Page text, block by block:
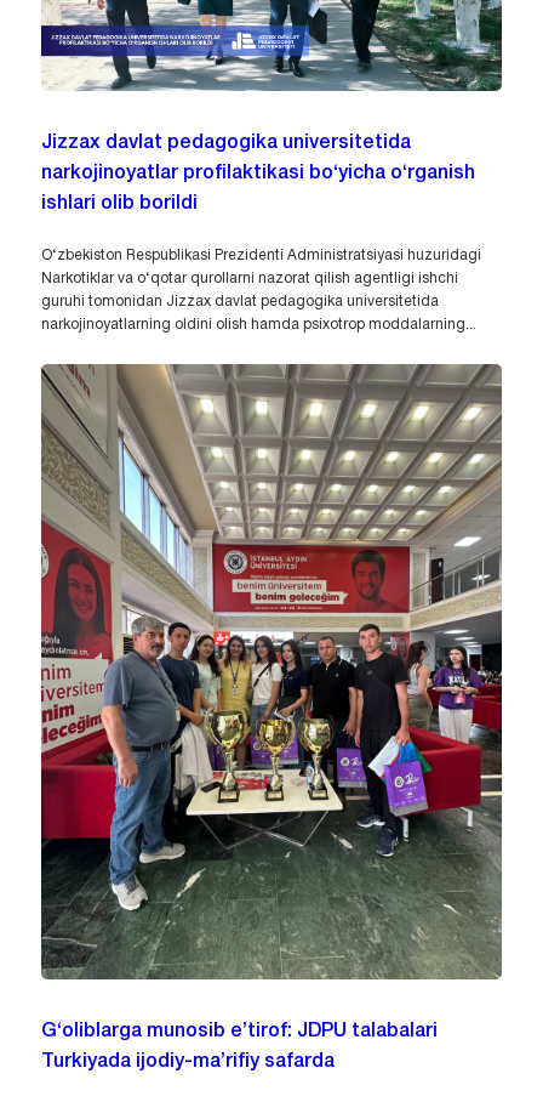
Jizzax davlat pedagogika universitetida
narkojinoyatlar profilaktikasi bo‘yicha o‘rganish
ishlari olib borildi
O‘zbekiston Respublikasi Prezidenti Administratsiyasi huzuridagi
Narkotiklar va o‘qotar qurollarni nazorat qilish agentligi ishchi
guruhi tomonidan Jizzax davlat pedagogika universitetida
narkojinoyatlarning oldini olish hamda psixotrop moddalarning...
G‘oliblarga munosib e’tirof: JDPU talabalari
Turkiyada ijodiy-ma’rifiy safarda